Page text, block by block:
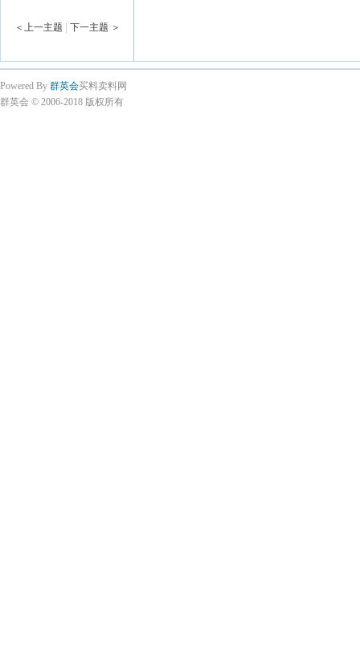
＜上一主题 下一主题 ＞
Powered By 群英会买料卖料网
群英会 © 2006-2018 版权所有